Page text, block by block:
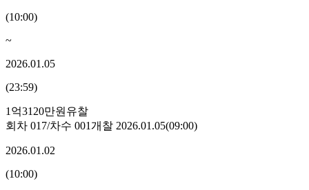
(10:00)
~
2026.01.05
(23:59)
1억3120만원 유찰
회차 017/차수 001개찰 2026.01.05(09:00)
2026.01.02
(10:00)